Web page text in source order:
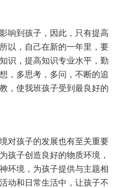
响到孩子，因此，只有提高
以，自己在新的一年里，要
识，提高知识专业水平，勤
，多思考，多问，不断的追
，使我班孩子受到最良好的
对孩子的发展也有至关重要
孩子创造良好的物质环境，
环境，为孩子提供与主题相
动和日常生活中，让孩子不